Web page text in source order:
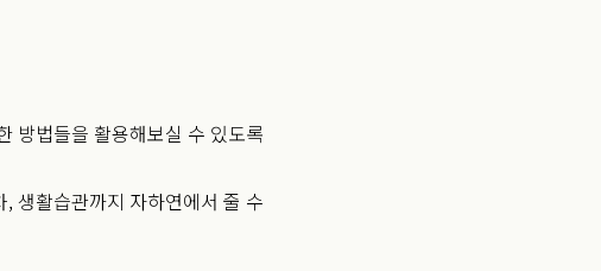
방법들을 활용해보실 수 있도록
생활습관까지 자하연에서 줄 수